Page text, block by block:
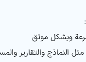
وبشكل موثق
النماذج والتقارير